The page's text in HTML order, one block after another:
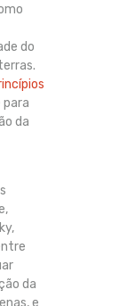
do
para
da
da
e